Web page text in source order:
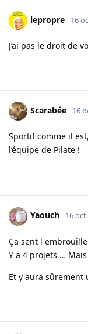
lepropre 16
J’ai pas le droit de
Scarabée 16
Sportif comme il
l’équipe de Pilate !
Yaouch 16
Ça sent l
Y a 4 projets …
Et y aura